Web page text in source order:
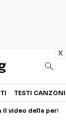
x
TESTI CANZONI
il video della